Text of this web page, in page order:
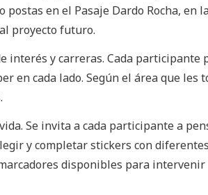
en el Pasaje Dardo Rocha, en
proyecto futuro.
interés y carreras. Cada participante
en cada lado. Según el área que les
Se invita a cada participante a
y completar stickers con
disponibles para